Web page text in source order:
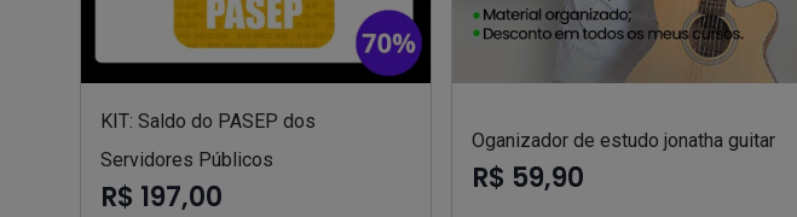
KIT: Saldo do PASEP dos
Servidores Públicos
R$ 197,00
Oganizador de estudo jonatha guitar
R$ 59,90